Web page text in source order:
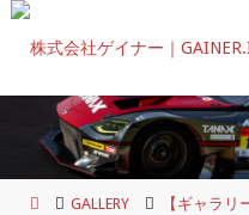
コ
ホ
GALLERY
【ギャラリ